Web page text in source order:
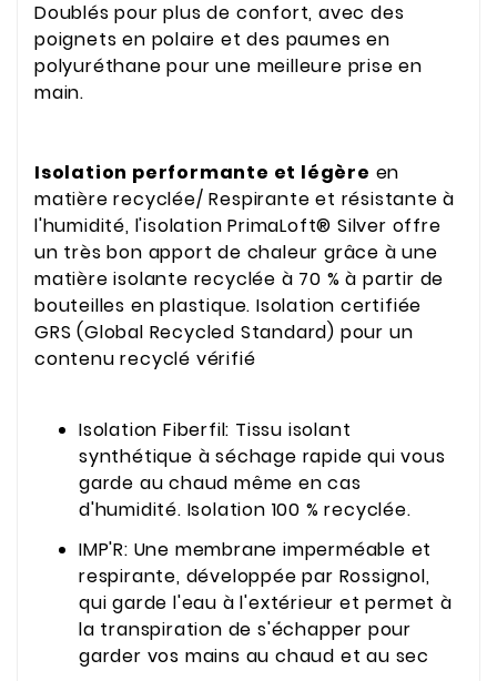
Doublés pour plus de confort, avec des
poignets en polaire et des paumes en
polyuréthane pour une meilleure prise en
main.
Isolation performante et légère en
matière recyclée/ Respirante et résistante à
l'humidité, l'isolation PrimaLoft® Silver offre
un très bon apport de chaleur grâce à une
matière isolante recyclée à 70 % à partir de
bouteilles en plastique. Isolation certifiée
GRS (Global Recycled Standard) pour un
contenu recyclé vérifié
Isolation Fiberfil: Tissu isolant
synthétique à séchage rapide qui vous
garde au chaud même en cas
d'humidité. Isolation 100 % recyclée.
IMP'R: Une membrane imperméable et
respirante, développée par Rossignol,
qui garde l'eau à l'extérieur et permet à
la transpiration de s'échapper pour
garder vos mains au chaud et au sec